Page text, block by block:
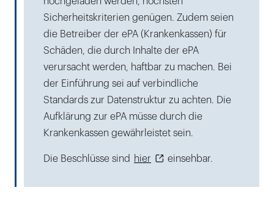
Sicherheitskriterien genügen. Zudem seien
die Betreiber der ePA (Krankenkassen) für
Schäden, die durch Inhalte der ePA
verursacht werden, haftbar zu machen. Bei
der Einführung sei auf verbindliche
Standards zur Datenstruktur zu achten. Die
Aufklärung zur ePA müsse durch die
Krankenkassen gewährleistet sein.
Die Beschlüsse sind hier einsehbar.